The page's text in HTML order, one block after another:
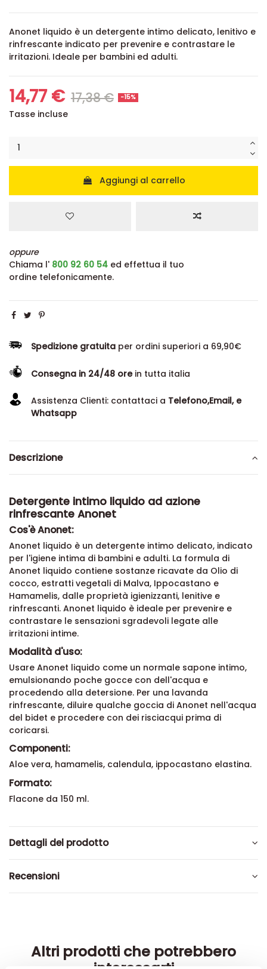
Anonet liquido è un detergente intimo delicato, lenitivo e
rinfrescante indicato per prevenire e contrastare le
irritazioni. Ideale per bambini ed adulti.
14,77 € 17,38 € -15%
Tasse incluse
Aggiungi al carrello
oppure
Chiama l' 800 92 60 54 ed effettua il tuo
ordine telefonicamente.
Spedizione gratuita per ordini superiori a 69,90€
Consegna in 24/48 orein tutta italia
Assistenza Clienti: contattaci a Telefono,Email, e
Whatsapp
Descrizione
Detergente intimo liquido ad azione
rinfrescante Anonet
Cos'è Anonet:
Anonet liquido è un detergente intimo delicato, indicato
per l'igiene intima di bambini e adulti. La formula di
Anonet liquido contiene sostanze ricavate da Olio di
cocco, estratti vegetali di Malva, Ippocastano e
Hamamelis, dalle proprietà igienizzanti, lenitive e
rinfrescanti. Anonet liquido è ideale per prevenire e
contrastare le sensazioni sgradevoli legate alle
irritazioni intime.
Modalità d'uso:
Usare Anonet liquido come un normale sapone intimo,
emulsionando poche gocce con dell'acqua e
procedendo alla detersione. Per una lavanda
rinfrescante, diluire qualche goccia di Anonet nell'acqua
del bidet e procedere con dei risciacqui prima di
coricarsi.
Componenti:
Aloe vera, hamamelis, calendula, ippocastano elastina.
Formato:
Flacone da 150 ml.
Dettagli del prodotto
Recensioni
Altri prodotti che potrebbero